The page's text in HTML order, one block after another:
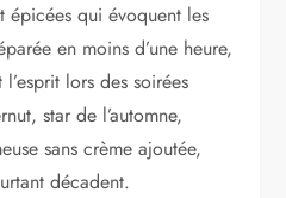
épicées qui évoquent les
en moins d’une heure,
lors des soirées
star de l’automne,
sans crème ajoutée,
décadent.